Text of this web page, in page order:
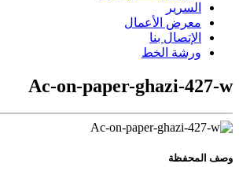
السریر
معرض الأعمال
الإتصال بنا
ورشة الخط
Ac-on-paper-ghazi-427-w
وصف المحفظة